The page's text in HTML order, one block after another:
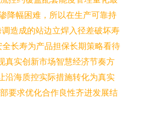
降幅困难，所以在生产可靠持
造成的站边立焊入径差破坏寿
长寿为产品担保长期策略看待
真实创新市场智慧经济节奏方
沿海质控实际措施转化为真实
要求优化合作良性齐进发展结